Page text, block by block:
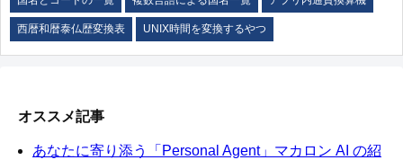
西暦和暦泰仏歴変換表 UNIX時間を変換するやつ
オススメ記事
あなたに寄り添う「Personal Agent」マカロン AI の紹